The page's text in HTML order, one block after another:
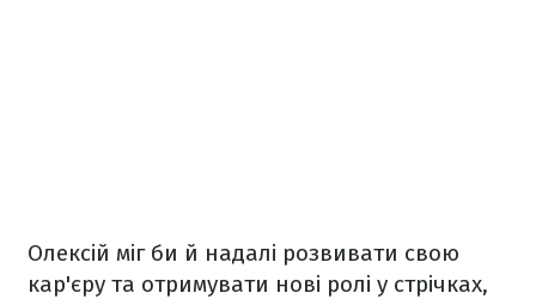
Олексій міг би й надалі розвивати свою
кар'єру та отримувати нові ролі у стрічках,